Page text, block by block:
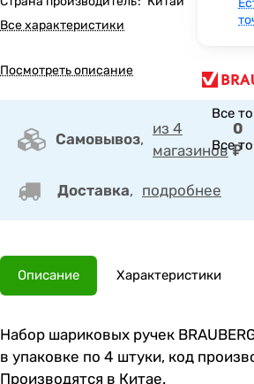
Все характеристики
Посмотреть описание
Самовывоз,
из 4
магазинов
0
₽
Доставка, подробнее
Все
Все
Описание Характеристики
Набор шариковых ручек
в упаковке по 4 штуки, код
Производятся в Китае.